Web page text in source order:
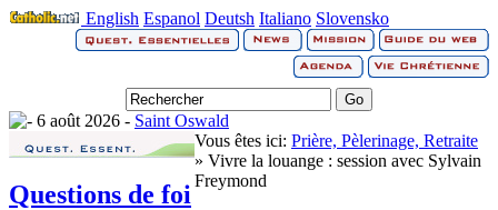
English Espanol Deutsh Italiano Slovensko
6 août 2026 - Saint Oswald
Questions de foi
Vous êtes ici: Prière, Pèlerinage, Retraite
» Vivre la louange : session avec Sylvain
Freymond